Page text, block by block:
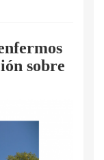
sobre